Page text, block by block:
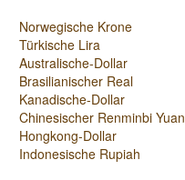
Norwegische Krone
Türkische Lira
Australische-Dollar
Brasilianischer Real
Kanadische-Dollar
Chinesischer Renminbi Yuan
Hongkong-Dollar
Indonesische Rupiah